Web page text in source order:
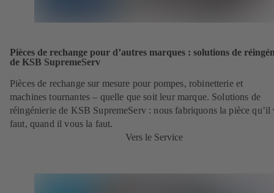
Pièces de rechange pour d’autres marques : solutions de
de KSB SupremeServ
Pièces de rechange sur mesure pour pompes, robinetterie et
machines tournantes – quelle que soit leur marque. Solutions de
réingénierie de KSB SupremeServ : nous fabriquons la pièce qu’il
faut, quand il vous la faut.
Vers le Service